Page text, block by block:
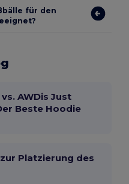
für den
AWDis Just
Beste Hoodie
Platzierung des